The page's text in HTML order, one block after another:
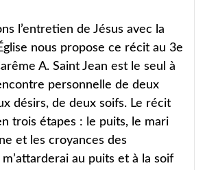
l’entretien de Jésus avec la
nous propose ce récit au 3e
A. Saint Jean est le seul à
personnelle de deux
désirs, de deux soifs. Le récit
trois étapes : le puits, le mari
et les croyances des
m’attarderai au puits et à la soif